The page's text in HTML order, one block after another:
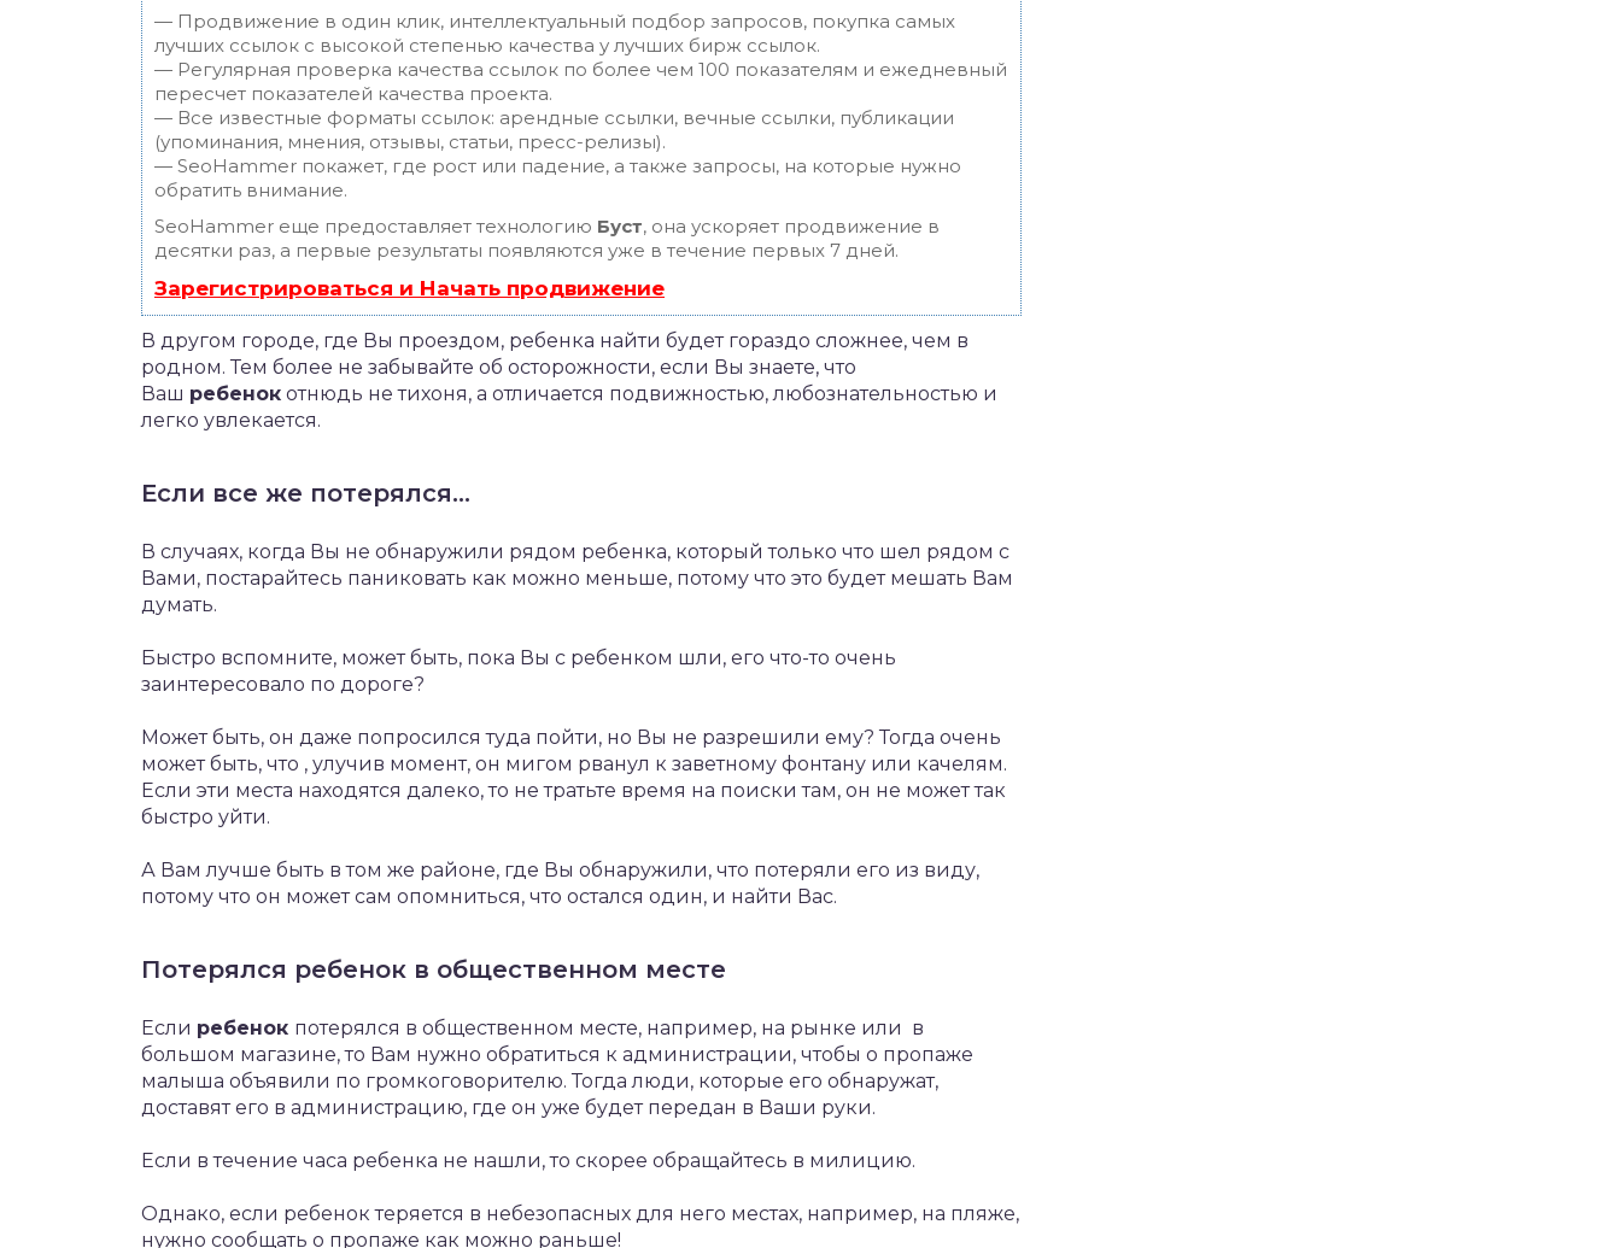
— Продвижение в один клик, интеллектуальный подбор запросов, покупка самых
лучших ссылок с высокой степенью качества у лучших бирж ссылок.
— Регулярная проверка качества ссылок по более чем 100 показателям и ежедневный
пересчет показателей качества проекта.
— Все известные форматы ссылок: арендные ссылки, вечные ссылки, публикации
(упоминания, мнения, отзывы, статьи, пресс-релизы).
— SeoHammer покажет, где рост или падение, а также запросы, на которые нужно
обратить внимание.
SeoHammer еще предоставляет технологию Буст, она ускоряет продвижение в
десятки раз, а первые результаты появляются уже в течение первых 7 дней.
Зарегистрироваться и Начать продвижение
В другом городе, где Вы проездом, ребенка найти будет гораздо сложнее, чем в
родном. Тем более не забывайте об осторожности, если Вы знаете, что
Ваш ребенок отнюдь не тихоня, а отличается подвижностью, любознательностью и
легко увлекается.
Если все же потерялся…
В случаях, когда Вы не обнаружили рядом ребенка, который только что шел рядом с
Вами, постарайтесь паниковать как можно меньше, потому что это будет мешать Вам
думать.
Быстро вспомните, может быть, пока Вы с ребенком шли, его что-то очень
заинтересовало по дороге?
Может быть, он даже попросился туда пойти, но Вы не разрешили ему? Тогда очень
может быть, что , улучив момент, он мигом рванул к заветному фонтану или качелям.
Если эти места находятся далеко, то не тратьте время на поиски там, он не может так
быстро уйти.
А Вам лучше быть в том же районе, где Вы обнаружили, что потеряли его из виду,
потому что он может сам опомниться, что остался один, и найти Вас.
Потерялся ребенок в общественном месте
Если ребенок потерялся в общественном месте, например, на рынке или в
большом магазине, то Вам нужно обратиться к администрации, чтобы о пропаже
малыша объявили по громкоговорителю. Тогда люди, которые его обнаружат,
доставят его в администрацию, где он уже будет передан в Ваши руки.
Если в течение часа ребенка не нашли, то скорее обращайтесь в милицию.
Однако, если ребенок теряется в небезопасных для него местах, например, на пляже,
нужно сообщать о пропаже как можно раньше!